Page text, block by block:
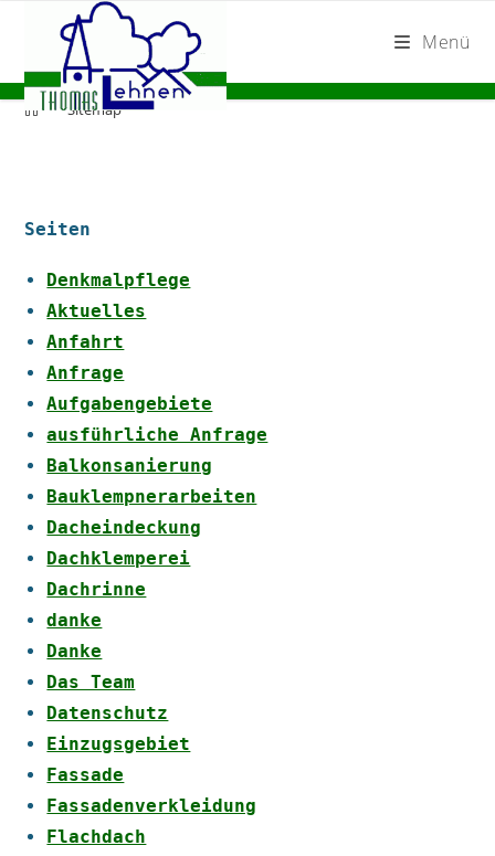
springen
Menü
Sitemap
Seiten
Denkmalpflege
Aktuelles
Anfahrt
Anfrage
Aufgabengebiete
ausführliche Anfrage
Balkonsanierung
Bauklempnerarbeiten
Dacheindeckung
Dachklemperei
Dachrinne
danke
Danke
Das Team
Datenschutz
Einzugsgebiet
Fassade
Fassadenverkleidung
Flachdach